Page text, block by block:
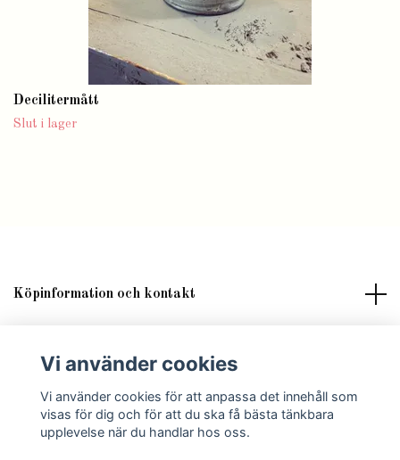
Decilitermått
Slut i lager
Köpinformation och kontakt
Sociala medier
Vi använder cookies
Vi använder cookies för att anpassa det innehåll som
visas för dig och för att du ska få bästa tänkbara
upplevelse när du handlar hos oss.